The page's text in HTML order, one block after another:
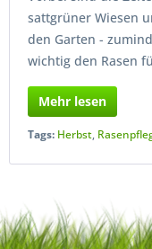
sattgrüner Wiesen
den Garten -
wichtig den Rasen
Mehr lesen
Tags: Herbst,